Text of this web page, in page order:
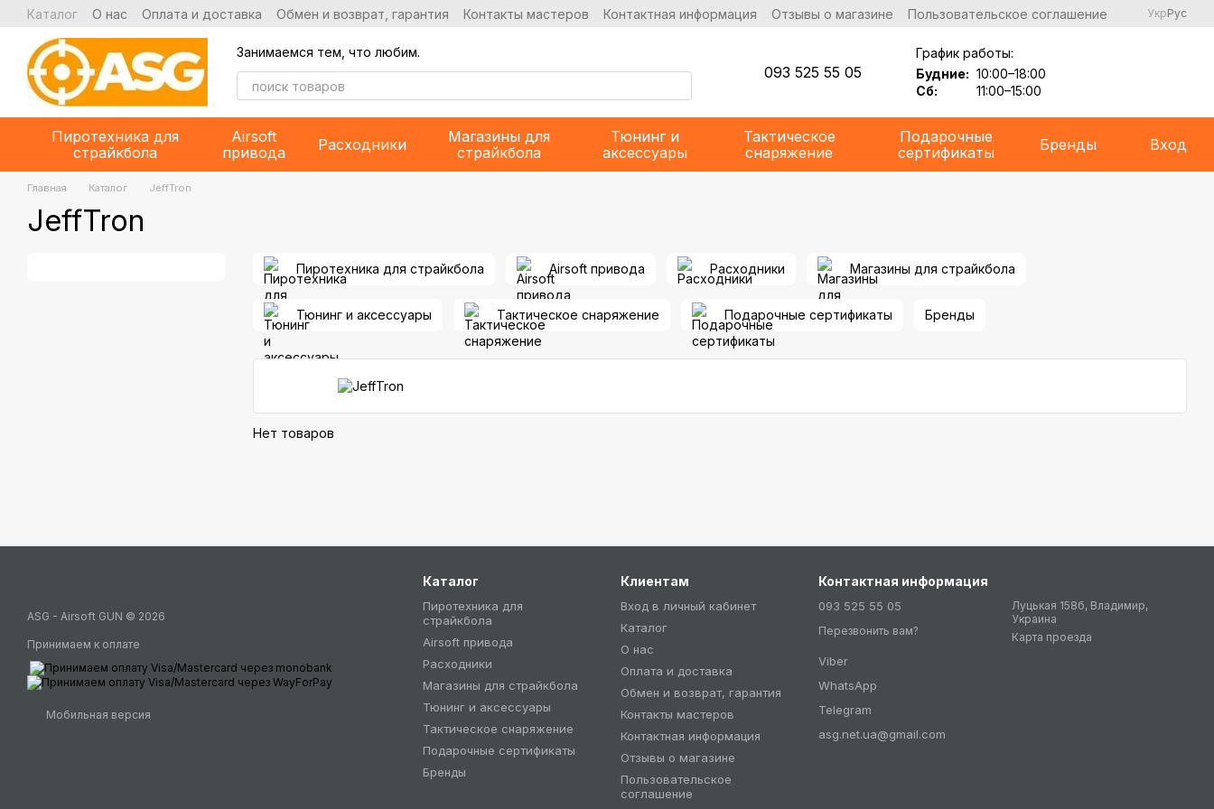
Перейти к основному контенту
Каталог О нас Оплата и доставка Обмен и возврат, гарантия Контакты мастеров Контактная информация Отзывы о магазине Пользовательское соглашение УкрРус
Занимаемся тем, что любим.
093 525 55 05
График работы:
Будние: 10:00–18:00
Сб:
11:00–15:00
Пиротехника для
страйкбола
Airsoft
привода
Расходники
Магазины для
страйкбола
Тюнинг и
аксессуары
Тактическое
снаряжение
Подарочные
сертификаты
Бренды Вход
Главная Каталог JeffTron
JeffTron
Пиротехника для страйкбола Airsoft привода Расходники Магазины для страйкбола
Тюнинг и аксессуары Тактическое снаряжение Подарочные сертификаты Бренды
Нет товаров
ASG - Airsoft GUN © 2026
Принимаем к оплате
Мобильная версия
Каталог
Пиротехника для
страйкбола
Airsoft привода
Расходники
Магазины для страйкбола
Тюнинг и аксессуары
Тактическое снаряжение
Подарочные сертификаты
Бренды
Клиентам
Вход в личный кабинет
Каталог
О нас
Оплата и доставка
Обмен и возврат, гарантия
Контакты мастеров
Контактная информация
Отзывы о магазине
Пользовательское
соглашение
Контактная информация
093 525 55 05
Перезвонить вам?
Viber
WhatsApp
Telegram
asg.net.ua@gmail.com
Луцькая 158б, Владимир,
Украина
Карта проезда